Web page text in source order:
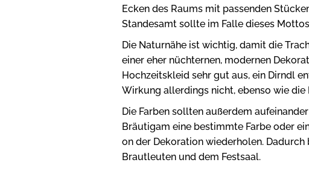
Ecken des Raums mit passenden
Standesamt sollte im Falle dieses
Die Naturnähe ist wichtig, damit die
einer eher nüchternen, modernen
Hochzeitskleid sehr gut aus, ein Dirndl
Wirkung allerdings nicht, ebenso wie die
Die Farben sollten außerdem
Bräutigam eine bestimmte Farbe oder
on der Dekoration wiederholen.
Brautleuten und dem Festsaal.